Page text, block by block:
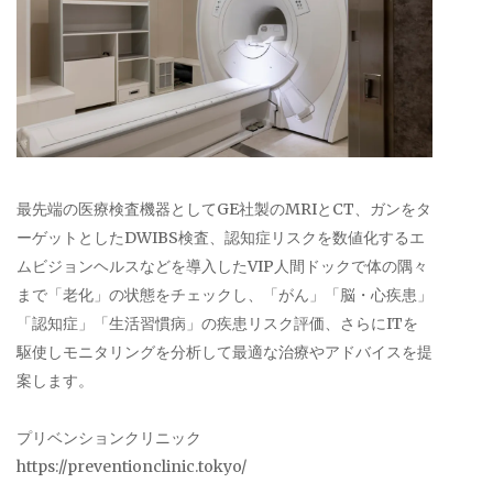
最先端の医療検査機器としてGE社製のMRIとCT、ガンをタ
ーゲットとしたDWIBS検査、認知症リスクを数値化するエ
ムビジョンヘルスなどを導入したVIP人間ドックで体の隅々
まで「老化」の状態をチェックし、「がん」「脳・心疾患」
「認知症」「生活習慣病」の疾患リスク評価、さらにITを
駆使しモニタリングを分析して最適な治療やアドバイスを提
案します。
プリベンションクリニック
https://preventionclinic.tokyo/